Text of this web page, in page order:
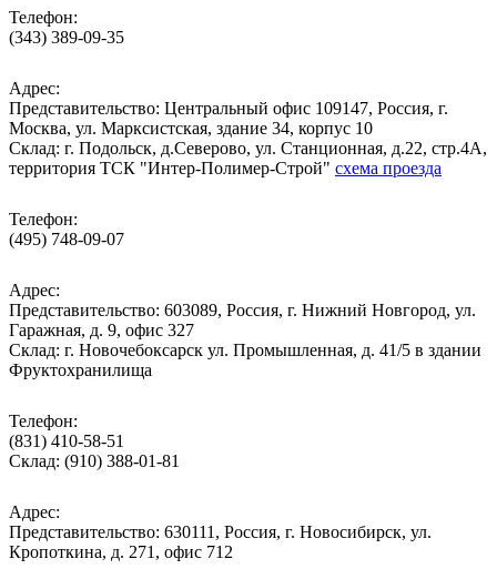
Телефон:
(343) 389-09-35
Адрес:
Представительство: Центральный офис 109147, Россия, г.
Москва, ул. Марксистская, здание 34, корпус 10
Cклад: г. Подольск, д.Северово, ул. Станционная, д.22, стр.4А,
территория ТСК "Интер-Полимер-Строй" схема проезда
Телефон:
(495) 748-09-07
Адрес:
Представительство: 603089, Россия, г. Нижний Новгород, ул.
Гаражная, д. 9, офис 327
Склад: г. Новочебоксарск ул. Промышленная, д. 41/5 в здании
Фруктохранилища
Телефон:
(831) 410-58-51
Склад: (910) 388-01-81
Адрес:
Представительство: 630111, Россия, г. Новосибирск, ул.
Кропоткина, д. 271, офис 712